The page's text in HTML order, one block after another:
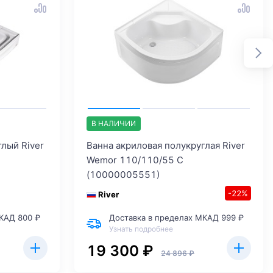
River
800 ₽
В НАЛИЧИИ
Ванна акриловая полукруглая River
Wemor 110/110/55 C
(10000005551)
River -22%
Доставка в пределах МКАД 999 ₽
Узнать подробнее
19 300 ₽ 24 896 ₽